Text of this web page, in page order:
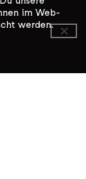
im Web-
werden.